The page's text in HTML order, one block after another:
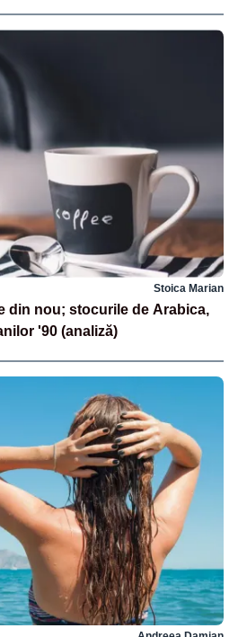
Stoica Marian
din nou; stocurile de Arabica,
'90 (analiză)